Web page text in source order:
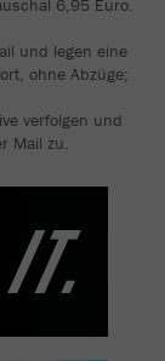
6,95 Euro.
und legen eine
ohne Abzüge;
verfolgen und
Mail zu.